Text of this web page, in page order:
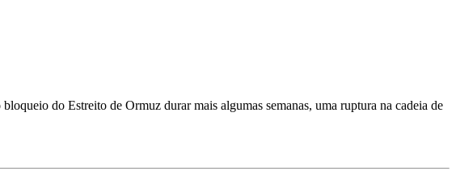
do Estreito de Ormuz durar mais algumas semanas, uma ruptura na cadeia de